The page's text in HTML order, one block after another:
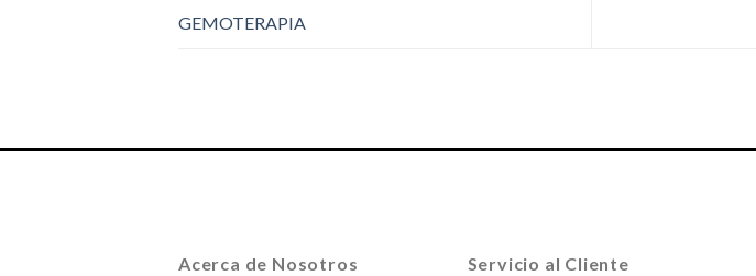
GEMOTERAPIA
Acerca de Nosotros Servicio al Cliente